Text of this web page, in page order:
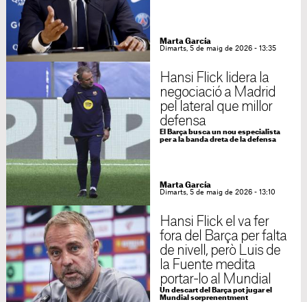
Marta García
Dimarts, 5 de maig de 2026 - 13:35
Hansi Flick lidera la
negociació a Madrid
pel lateral que millor
defensa
El Barça busca un nou especialista
per a la banda dreta de la defensa
Marta García
Dimarts, 5 de maig de 2026 - 13:10
Hansi Flick el va fer
fora del Barça per falta
de nivell, però Luis de
la Fuente medita
portar-lo al Mundial
Un descart del Barça pot jugar el
Mundial sorprenentment